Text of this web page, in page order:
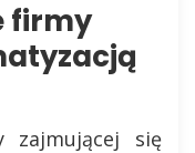
firmy
zajmującej się